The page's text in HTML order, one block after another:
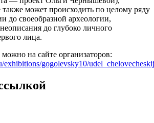
также может происходить по целому ряду
до своеобразной археологии,
до глубоко личного
лица.
на сайте организаторов:
exhibitions/gogolevsky10/